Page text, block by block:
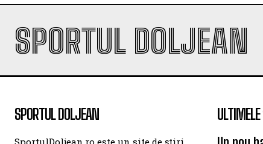
SPORTUL DOLJEAN
SPORTUL DOLJEAN ULTIMELE